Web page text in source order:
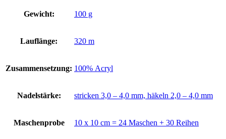
Gewicht: 100 g
Lauflänge: 320 m
Zusammensetzung: 100% Acryl
Nadelstärke: stricken 3,0 – 4,0 mm, häkeln 2,0 – 4,0 mm
Maschenprobe 10 x 10 cm = 24 Maschen + 30 Reihen